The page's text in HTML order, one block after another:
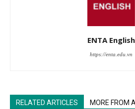
ENTA English
https://enta.edu.vn
RELATED ARTICLES MORE FROM